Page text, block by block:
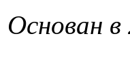
Основан в